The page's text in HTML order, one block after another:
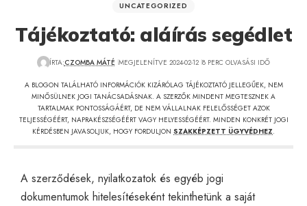
UNCATEGORIZED
Tájékoztató: aláírás segédlet
ÍRTA:CZOMBA MÁTÉ MEGJELENÍTVE 2024-02-12 8 PERC OLVASÁSI IDŐ
A BLOGON TALÁLHATÓ INFORMÁCIÓK KIZÁRÓLAG TÁJÉKOZTATÓ JELLEGŰEK, NEM
MINŐSÜLNEK JOGI TANÁCSADÁSNAK. A SZERZŐK MINDENT MEGTESZNEK A
TARTALMAK PONTOSSÁGÁÉRT, DE NEM VÁLLALNAK FELELŐSSÉGET AZOK
TELJESSÉGÉÉRT, NAPRAKÉSZSÉGÉÉRT VAGY HELYESSÉGÉÉRT. MINDEN KONKRÉT JOGI
KÉRDÉSBEN JAVASOLJUK, HOGY FORDULJON SZAKKÉPZETT ÜGYVÉDHEZ.
A szerződések, nyilatkozatok és egyéb jogi
dokumentumok hitelesítéseként tekinthetünk a saját